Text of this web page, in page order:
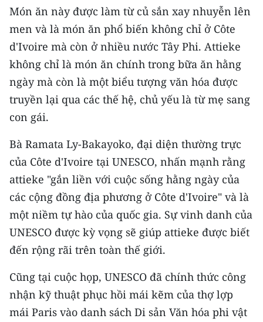
Infographic
TIN MỚI
TIN ĐỊA PHƯƠNG
Trung du và miền núi phía Bắc
Bắc Trung Bộ
Duyên hải Nam Trung Bộ và Tây
Nguyên
Đông Nam Bộ
Đồng bằng sông Cửu Long
Chuyên trang Hà Nội
Chuyên trang TP. Hồ Chí Minh
Món ăn này được làm từ củ sắn xay nhuyễn lên
men và là món ăn phổ biến không chỉ ở Côte
d'Ivoire mà còn ở nhiều nước Tây Phi. Attieke
không chỉ là món ăn chính trong bữa ăn hằng
ngày mà còn là một biểu tượng văn hóa được
truyền lại qua các thế hệ, chủ yếu là từ mẹ sang
con gái.
Bà Ramata Ly-Bakayoko, đại diện thường trực
của Côte d'Ivoire tại UNESCO, nhấn mạnh rằng
attieke "gắn liền với cuộc sống hằng ngày của
các cộng đồng địa phương ở Côte d'Ivoire" và là
một niềm tự hào của quốc gia. Sự vinh danh của
UNESCO được kỳ vọng sẽ giúp attieke được biết
đến rộng rãi trên toàn thế giới.
Cũng tại cuộc họp, UNESCO đã chính thức công
nhận kỹ thuật phục hồi mái kẽm của thợ lợp
mái Paris vào danh sách Di sản Văn hóa phi vật